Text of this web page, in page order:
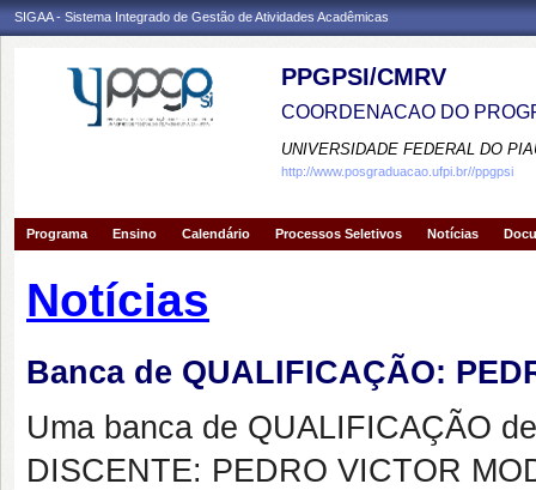
SIGAA - Sistema Integrado de Gestão de Atividades Acadêmicas
PPGPSI/CMRV
COORDENACAO DO
UNIVERSIDADE FEDERAL DO
http://www.posgraduacao.ufpi.br//ppgpsi
Programa Ensino Calendário Processos Seletivos Notícias
Notícias
Banca de QUALIFICAÇÃO:
Uma banca de QUALIFICAÇÃO
DISCENTE: PEDRO VICTOR